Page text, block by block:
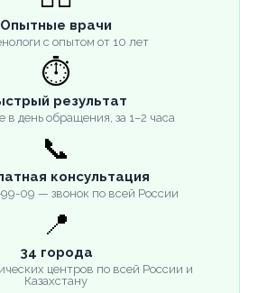
Опытные врачи
с опытом от 10 лет
⏱️
результат
в день обращения, за 1–2 часа
📞
консультация
99-09 — звонок по всей России
📍
34 города
центров по всей России и
Казахстану